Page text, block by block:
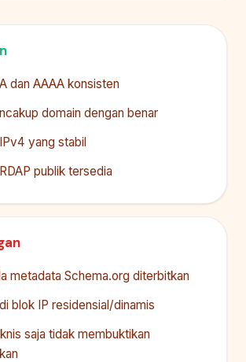
dan AAAA konsisten
domain dengan benar
yang stabil
publik tersedia
metadata Schema.org diterbitkan
blok IP residensial/dinamis
saja tidak membuktikan